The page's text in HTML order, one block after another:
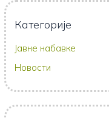
Категорије
Јавне набавке
Новости